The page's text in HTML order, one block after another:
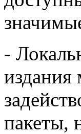
-
издания
пакеты,